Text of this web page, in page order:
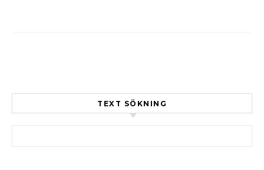
TEXT SÖKNING